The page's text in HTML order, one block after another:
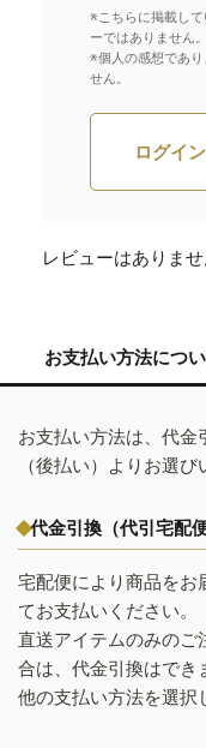
※こちらに掲載し
ーではありません。
※個人の感想であ
せん。
ログイ
レビューはありませ
お支払い方法につ
お支払い方法は、代金
（後払い）よりお選び
代金引換（代引宅配便
宅配便により商品をお
てお支払いください。
直送アイテムのみのご
合は、代金引換はでき
他の支払い方法を選択